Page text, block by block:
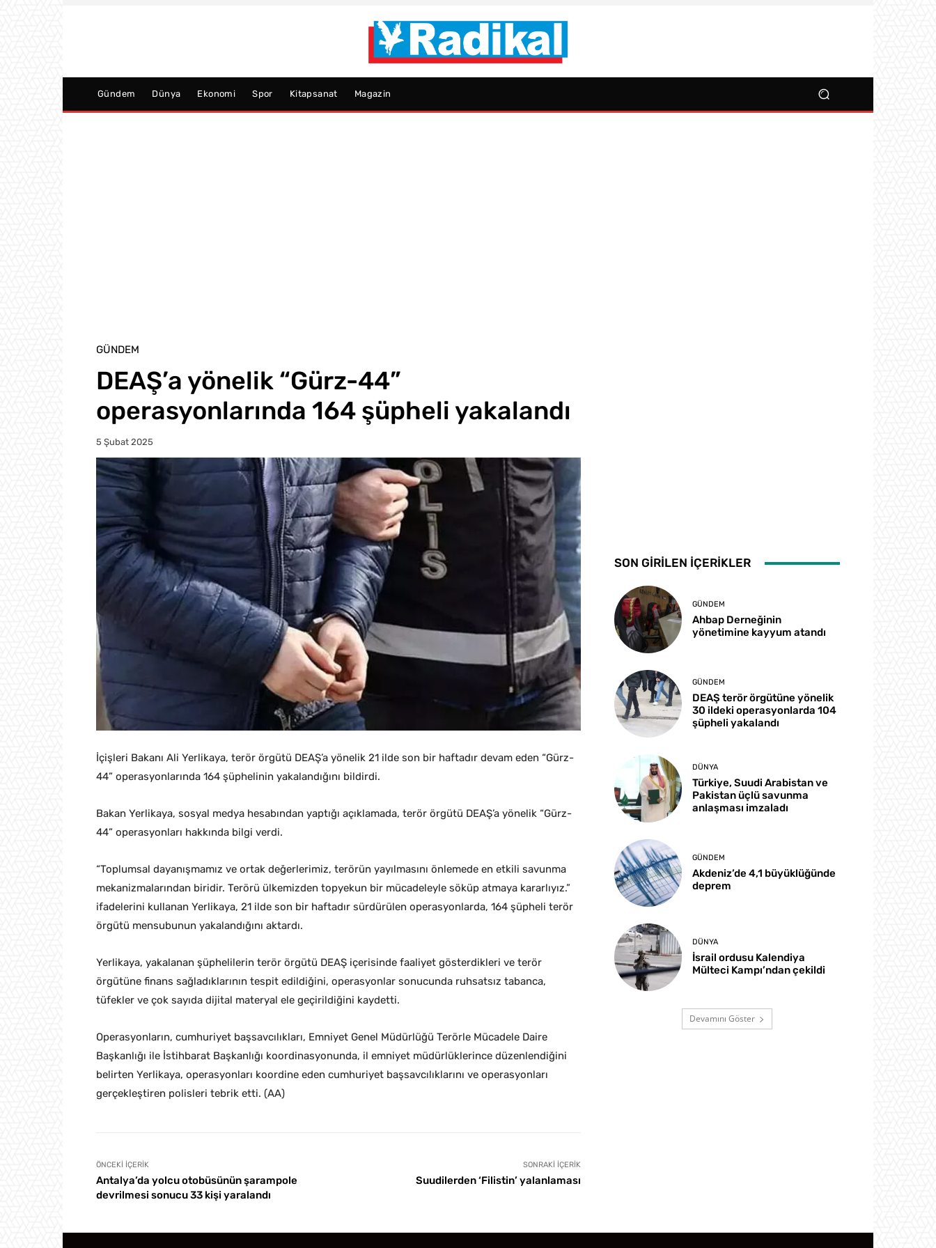
Gündem Dünya Ekonomi Spor Kitapsanat Magazin
GÜNDEM
DEAŞ’a yönelik “Gürz-44”
operasyonlarında 164 şüpheli yakalandı
5 Şubat 2025
İçişleri Bakanı Ali Yerlikaya, terör örgütü DEAŞ’a yönelik 21 ilde son bir haftadır devam eden “Gürz-
44” operasyonlarında 164 şüphelinin yakalandığını bildirdi.
Bakan Yerlikaya, sosyal medya hesabından yaptığı açıklamada, terör örgütü DEAŞ’a yönelik “Gürz-
44” operasyonları hakkında bilgi verdi.
“Toplumsal dayanışmamız ve ortak değerlerimiz, terörün yayılmasını önlemede en etkili savunma
mekanizmalarından biridir. Terörü ülkemizden topyekun bir mücadeleyle söküp atmaya kararlıyız.”
ifadelerini kullanan Yerlikaya, 21 ilde son bir haftadır sürdürülen operasyonlarda, 164 şüpheli terör
örgütü mensubunun yakalandığını aktardı.
Yerlikaya, yakalanan şüphelilerin terör örgütü DEAŞ içerisinde faaliyet gösterdikleri ve terör
örgütüne finans sağladıklarının tespit edildiğini, operasyonlar sonucunda ruhsatsız tabanca,
tüfekler ve çok sayıda dijital materyal ele geçirildiğini kaydetti.
Operasyonların, cumhuriyet başsavcılıkları, Emniyet Genel Müdürlüğü Terörle Mücadele Daire
Başkanlığı ile İstihbarat Başkanlığı koordinasyonunda, il emniyet müdürlüklerince düzenlendiğini
belirten Yerlikaya, operasyonları koordine eden cumhuriyet başsavcılıklarını ve operasyonları
gerçekleştiren polisleri tebrik etti. (AA)
ÖNCEKI İÇERIK
Antalya’da yolcu otobüsünün şarampole
devrilmesi sonucu 33 kişi yaralandı
SONRAKI İÇERIK
Suudilerden ‘Filistin’ yalanlaması
SON GİRİLEN İÇERİKLER
GÜNDEM
Ahbap Derneğinin
yönetimine kayyum atandı
GÜNDEM
DEAŞ terör örgütüne yönelik
30 ildeki operasyonlarda 104
şüpheli yakalandı
DÜNYA
Türkiye, Suudi Arabistan ve
Pakistan üçlü savunma
anlaşması imzaladı
GÜNDEM
Akdeniz’de 4,1 büyüklüğünde
deprem
DÜNYA
İsrail ordusu Kalendiya
Mülteci Kampı’ndan çekildi
Devamını Göster